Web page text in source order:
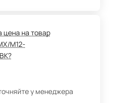
цена на товар
M12-
у менеджера